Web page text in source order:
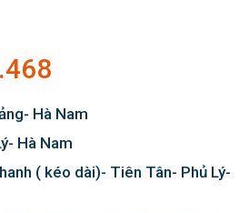
Hà Nam
Hà Nam
( kéo dài)- Tiên Tân- Phủ Lý-